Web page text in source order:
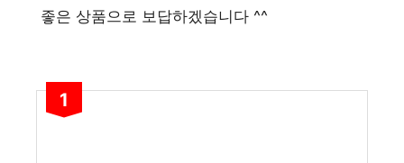
좋은 상품으로 보답하겠습니다 ^^
1